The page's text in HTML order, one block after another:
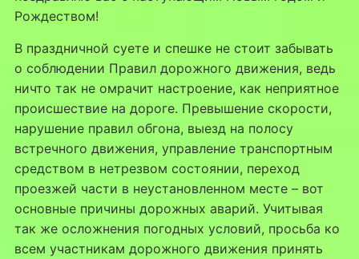
Рождеством!
В праздничной суете и спешке не стоит забывать
о соблюдении Правил дорожного движения, ведь
ничто так не омрачит настроение, как неприятное
происшествие на дороге. Превышение скорости,
нарушение правил обгона, выезд на полосу
встречного движения, управление транспортным
средством в нетрезвом состоянии, переход
проезжей части в неустановленном месте – вот
основные причины дорожных аварий. Учитывая
так же осложнения погодных условий, просьба ко
всем участникам дорожного движения принять